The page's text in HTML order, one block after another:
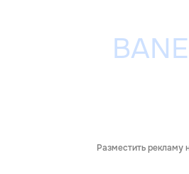
Разместить рекламу